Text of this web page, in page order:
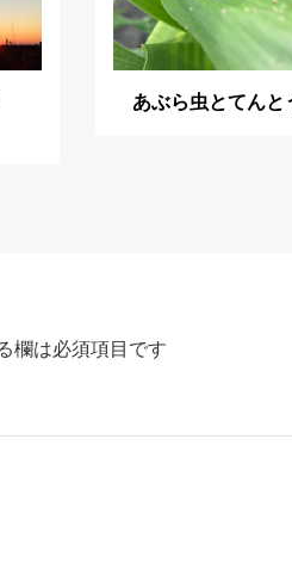
あぶら虫とてんと
欄は必須項目です